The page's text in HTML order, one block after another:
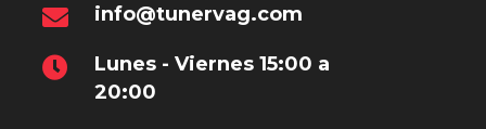
info@tunervag.com
Lunes - Viernes 15:00 a
20:00